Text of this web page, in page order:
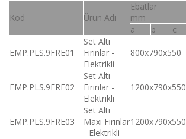
Kod Ürün Adı
Ebatlar
mm
a b c
EMP.PLS.9FRE01
Set Altı
Fırınlar -
Elektrikli
800x790x550
EMP.PLS.9FRE02
Set Altı
Fırınlar -
Elektrikli
1200x790x550
EMP.PLS.9FRE03
Set Altı
Maxi Fırınlar
- Elektrikli
1200x790x550